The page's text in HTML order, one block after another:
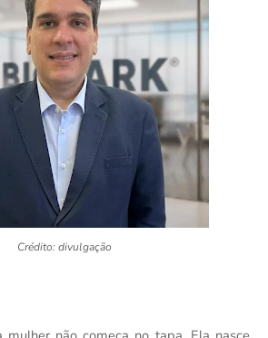
Crédito: divulgação